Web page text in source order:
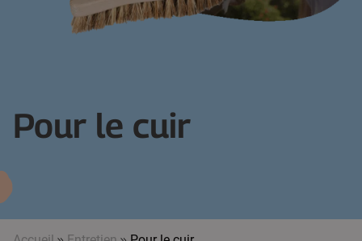
Pour le cuir